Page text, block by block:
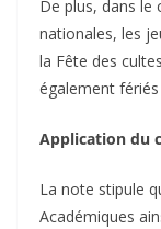
‎De plus, dans le
nationales, les
la Fête des
également
‎Application du
‎La note stipule
Académiques